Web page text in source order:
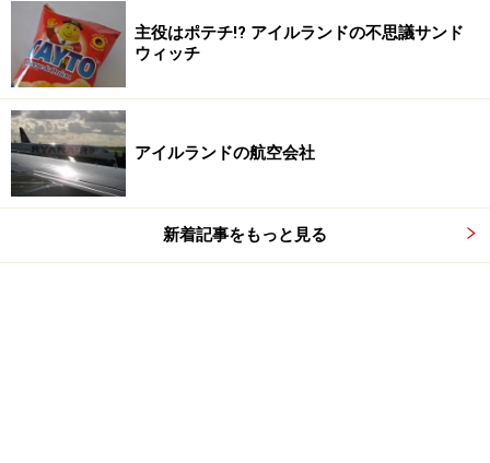
主役はポテチ!? アイルランドの不思議サンド
ウィッチ
アイルランドの航空会社
新着記事をもっと見る